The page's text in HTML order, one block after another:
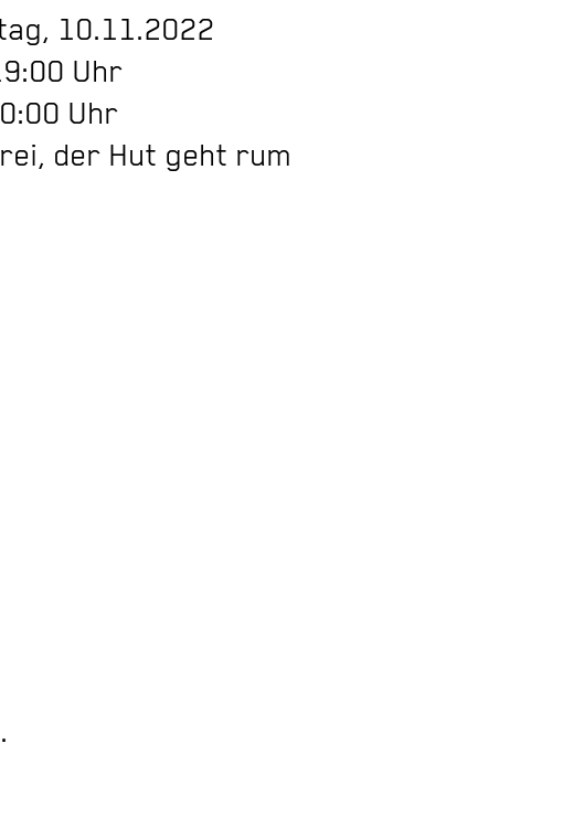
10.11.2022
Uhr
Uhr
der Hut geht rum